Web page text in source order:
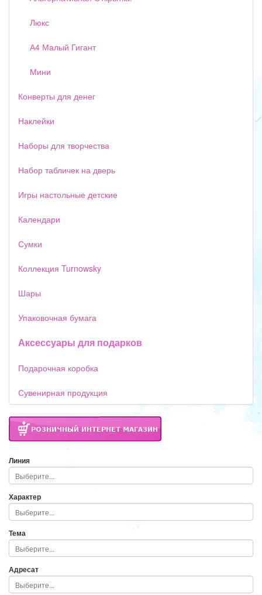
Люкс
А4 Малый Гигант
Мини
Конверты для денег
Наклейки
Наборы для творчества
Набор табличек на дверь
Игры настольные детские
Календари
Сумки
Коллекция Turnowsky
Шары
Упаковочная бумага
Аксессуары для подарков
Подарочная коробка
Сувенирная продукция
Линия
Характер
Тема
Адресат